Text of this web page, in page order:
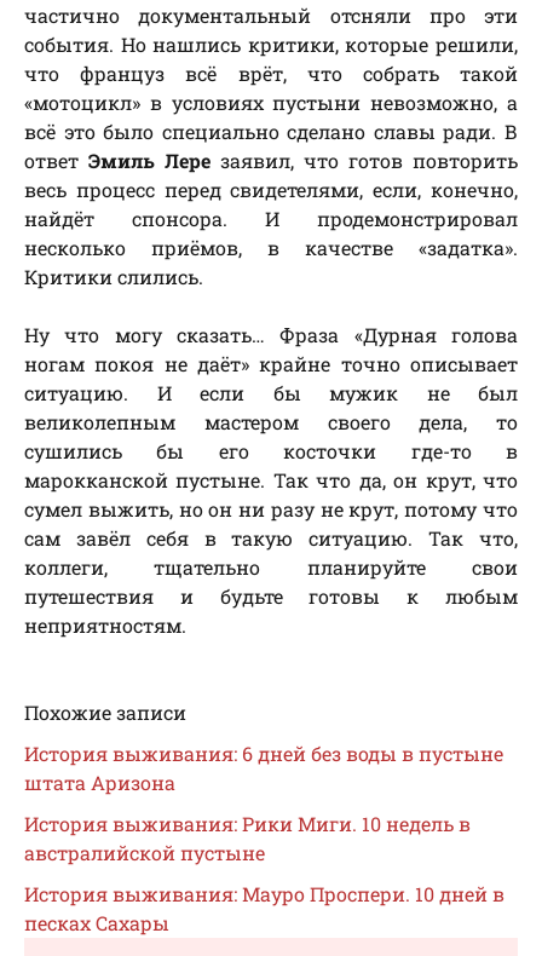
частично документальный отсняли про эти
события. Но нашлись критики, которые решили,
что француз всё врёт, что собрать такой
«мотоцикл» в условиях пустыни невозможно, а
всё это было специально сделано славы ради. В
ответ Эмиль Лере заявил, что готов повторить
весь процесс перед свидетелями, если, конечно,
найдёт спонсора. И продемонстрировал
несколько приёмов, в качестве «задатка».
Критики слились.
Ну что могу сказать… Фраза «Дурная голова
ногам покоя не даёт» крайне точно описывает
ситуацию. И если бы мужик не был
великолепным мастером своего дела, то
сушились бы его косточки где-то в
марокканской пустыне. Так что да, он крут, что
сумел выжить, но он ни разу не крут, потому что
сам завёл себя в такую ситуацию. Так что,
коллеги, тщательно планируйте свои
путешествия и будьте готовы к любым
неприятностям.
Похожие записи
История выживания: 6 дней без воды в пустыне
штата Аризона
История выживания: Рики Миги. 10 недель в
австралийской пустыне
История выживания: Мауро Проспери. 10 дней в
песках Сахары